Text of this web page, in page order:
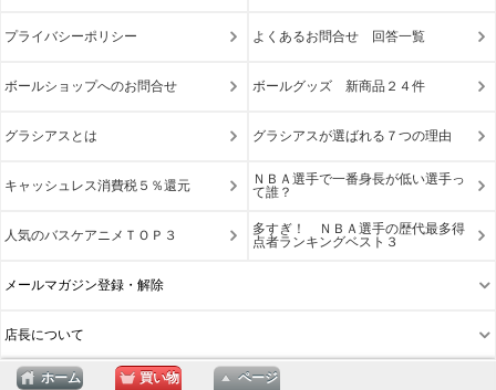
プライバシーポリシー よくあるお問合せ 回答一覧
ボールショップへのお問合せ ボールグッズ 新商品２４件
グラシアスとは グラシアスが選ばれる７つの理由
キャッシュレス消費税５％還元
ＮＢＡ選手で一番身長が低い選手っ
て誰？
人気のバスケアニメＴＯＰ３
多すぎ！ ＮＢＡ選手の歴代最多得
点者ランキングベスト３
メールマガジン登録・解除
店長について
ホーム 買い物 ページ